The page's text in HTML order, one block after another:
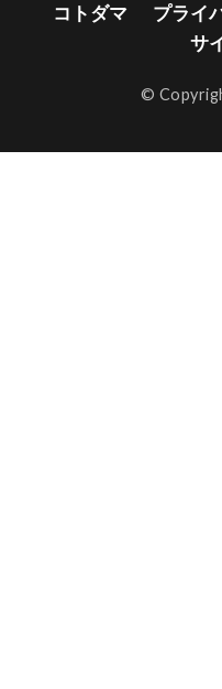
コトダマ
プライ
サ
©